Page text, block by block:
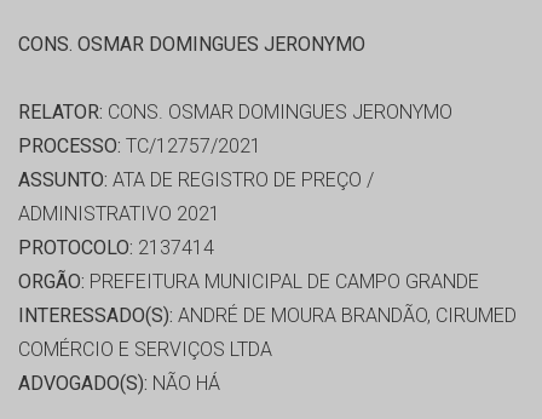
CONS. OSMAR DOMINGUES JERONYMO
RELATOR: CONS. OSMAR DOMINGUES JERONYMO
PROCESSO: TC/12757/2021
ASSUNTO: ATA DE REGISTRO DE PREÇO /
ADMINISTRATIVO 2021
PROTOCOLO: 2137414
ORGÃO: PREFEITURA MUNICIPAL DE CAMPO GRANDE
INTERESSADO(S): ANDRÉ DE MOURA BRANDÃO, CIRUMED
COMÉRCIO E SERVIÇOS LTDA
ADVOGADO(S): NÃO HÁ